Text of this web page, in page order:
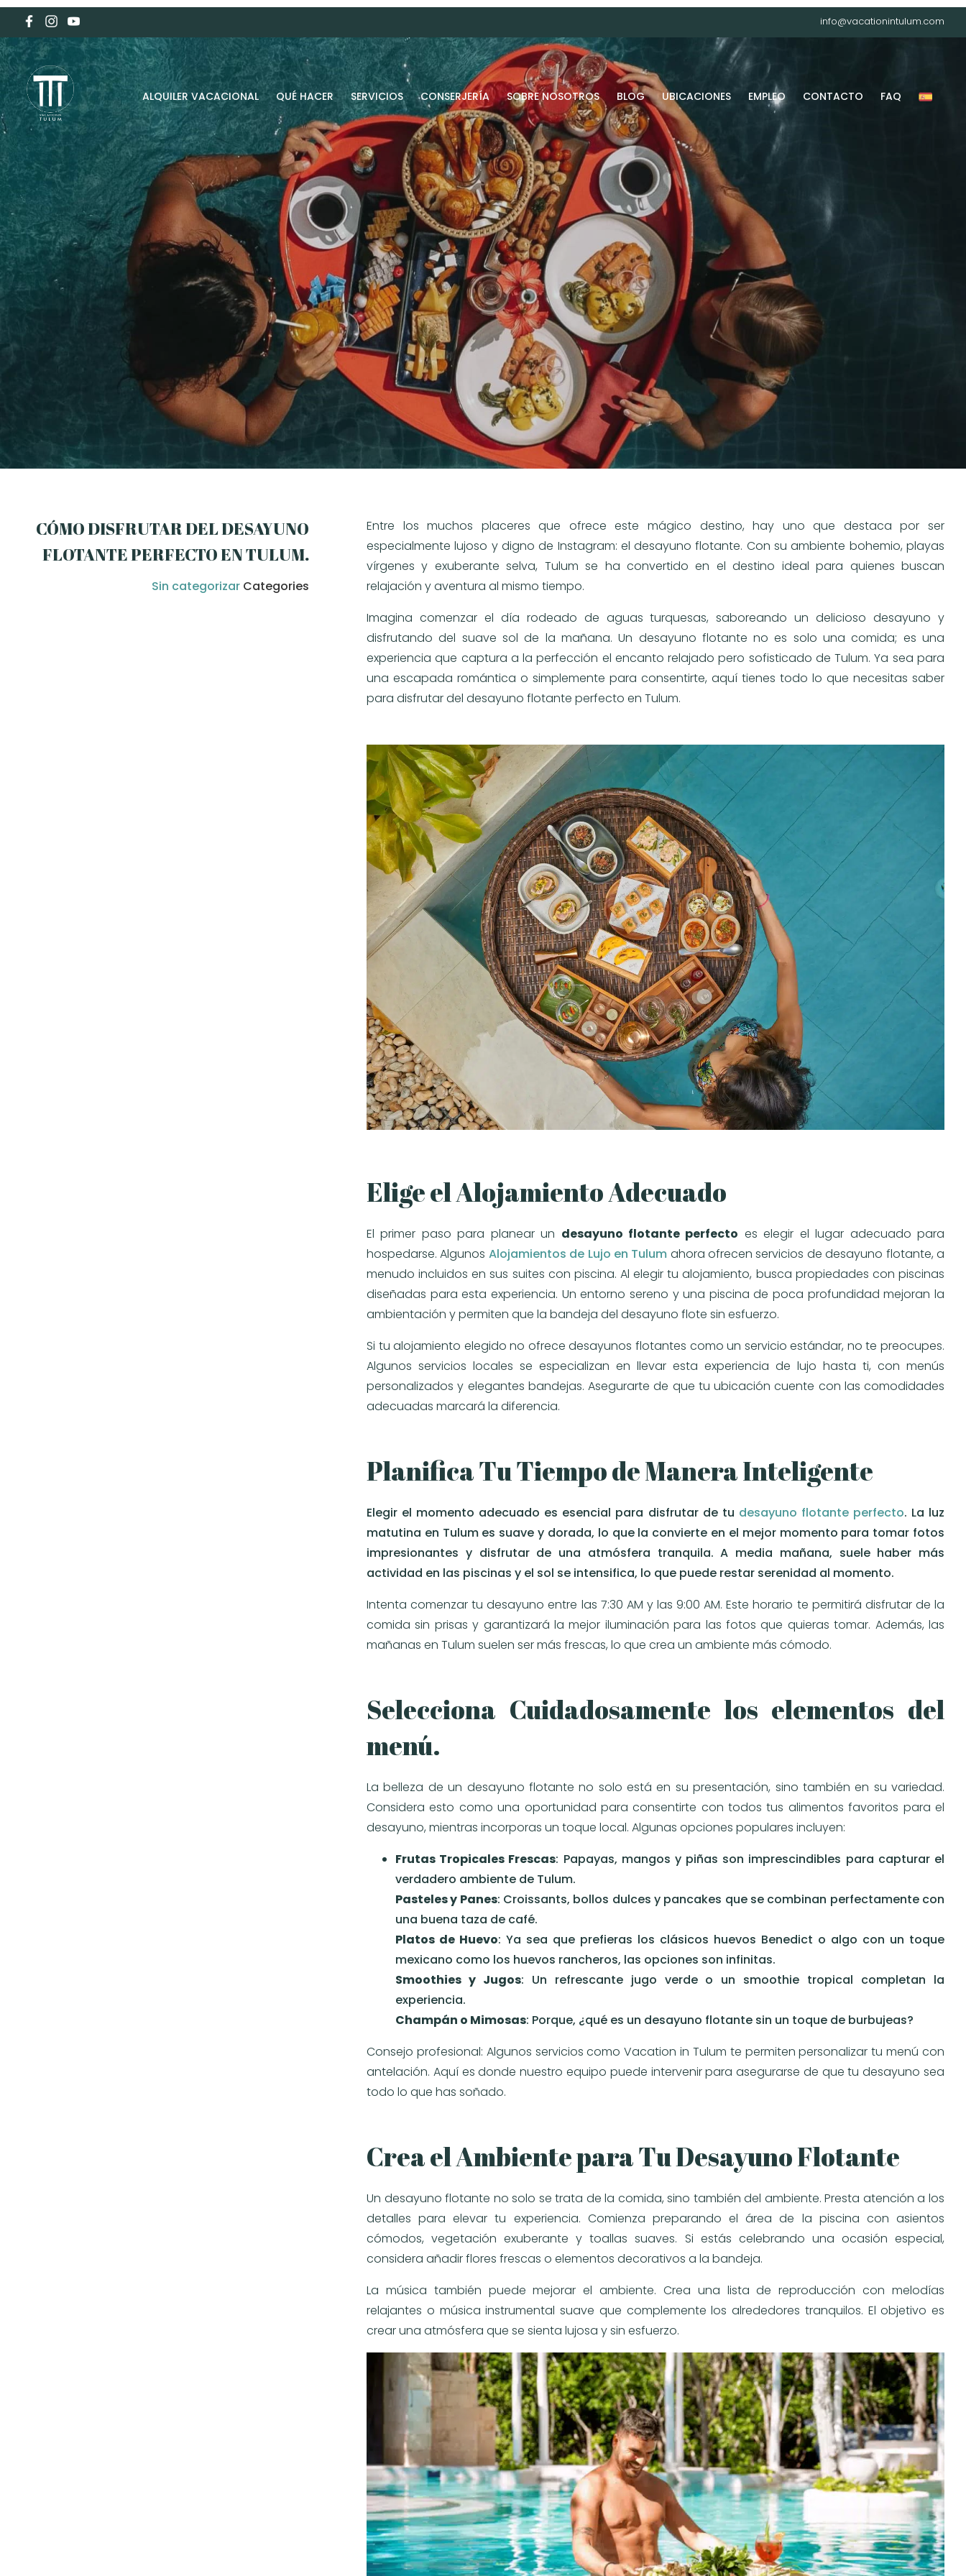
info@vacationintulum.com
ALQUILER VACACIONAL QUÉ HACER SERVICIOS CONSERJERÍA SOBRE NOSOTROS BLOG UBICACIONES EMPLEO CONTACTO FAQ
CÓMO DISFRUTAR DEL DESAYUNO
FLOTANTE PERFECTO EN TULUM.
Sin categorizar Categories
Entre los muchos placeres que ofrece este mágico destino, hay uno que destaca por ser
especialmente lujoso y digno de Instagram: el desayuno flotante. Con su ambiente bohemio, playas
vírgenes y exuberante selva, Tulum se ha convertido en el destino ideal para quienes buscan
relajación y aventura al mismo tiempo.
Imagina comenzar el día rodeado de aguas turquesas, saboreando un delicioso desayuno y
disfrutando del suave sol de la mañana. Un desayuno flotante no es solo una comida; es una
experiencia que captura a la perfección el encanto relajado pero sofisticado de Tulum. Ya sea para
una escapada romántica o simplemente para consentirte, aquí tienes todo lo que necesitas saber
para disfrutar del desayuno flotante perfecto en Tulum.
Elige el Alojamiento Adecuado
El primer paso para planear un desayuno flotante perfecto es elegir el lugar adecuado para
hospedarse. Algunos Alojamientos de Lujo en Tulum ahora ofrecen servicios de desayuno flotante, a
menudo incluidos en sus suites con piscina. Al elegir tu alojamiento, busca propiedades con piscinas
diseñadas para esta experiencia. Un entorno sereno y una piscina de poca profundidad mejoran la
ambientación y permiten que la bandeja del desayuno flote sin esfuerzo.
Si tu alojamiento elegido no ofrece desayunos flotantes como un servicio estándar, no te preocupes.
Algunos servicios locales se especializan en llevar esta experiencia de lujo hasta ti, con menús
personalizados y elegantes bandejas. Asegurarte de que tu ubicación cuente con las comodidades
adecuadas marcará la diferencia.
Planifica Tu Tiempo de Manera Inteligente
Elegir el momento adecuado es esencial para disfrutar de tu desayuno flotante perfecto. La luz
matutina en Tulum es suave y dorada, lo que la convierte en el mejor momento para tomar fotos
impresionantes y disfrutar de una atmósfera tranquila. A media mañana, suele haber más
actividad en las piscinas y el sol se intensifica, lo que puede restar serenidad al momento.
Intenta comenzar tu desayuno entre las 7:30 AM y las 9:00 AM. Este horario te permitirá disfrutar de la
comida sin prisas y garantizará la mejor iluminación para las fotos que quieras tomar. Además, las
mañanas en Tulum suelen ser más frescas, lo que crea un ambiente más cómodo.
Selecciona Cuidadosamente los elementos del
menú.
La belleza de un desayuno flotante no solo está en su presentación, sino también en su variedad.
Considera esto como una oportunidad para consentirte con todos tus alimentos favoritos para el
desayuno, mientras incorporas un toque local. Algunas opciones populares incluyen:
Frutas Tropicales Frescas: Papayas, mangos y piñas son imprescindibles para capturar el
verdadero ambiente de Tulum.
Pasteles y Panes: Croissants, bollos dulces y pancakes que se combinan perfectamente con
una buena taza de café.
Platos de Huevo: Ya sea que prefieras los clásicos huevos Benedict o algo con un toque
mexicano como los huevos rancheros, las opciones son infinitas.
Smoothies y Jugos: Un refrescante jugo verde o un smoothie tropical completan la
experiencia.
Champán o Mimosas: Porque, ¿qué es un desayuno flotante sin un toque de burbujeas?
Consejo profesional: Algunos servicios como Vacation in Tulum te permiten personalizar tu menú con
antelación. Aquí es donde nuestro equipo puede intervenir para asegurarse de que tu desayuno sea
todo lo que has soñado.
Crea el Ambiente para Tu Desayuno Flotante
Un desayuno flotante no solo se trata de la comida, sino también del ambiente. Presta atención a los
detalles para elevar tu experiencia. Comienza preparando el área de la piscina con asientos
cómodos, vegetación exuberante y toallas suaves. Si estás celebrando una ocasión especial,
considera añadir flores frescas o elementos decorativos a la bandeja.
La música también puede mejorar el ambiente. Crea una lista de reproducción con melodías
relajantes o música instrumental suave que complemente los alrededores tranquilos. El objetivo es
crear una atmósfera que se sienta lujosa y sin esfuerzo.